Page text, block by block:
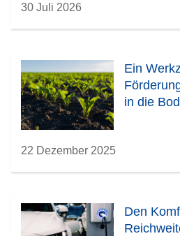
30 Juli 2026
Ein
in die
22 Dezember 2025
Den